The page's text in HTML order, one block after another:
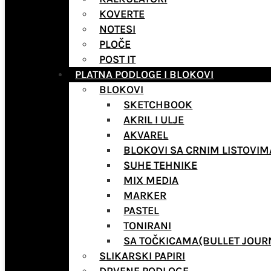
KOVERTE
NOTESI
PLOČE
POST IT
PLATNA PODLOGE I BLOKOVI
BLOKOVI
SKETCHBOOK
AKRIL I ULJE
AKVAREL
BLOKOVI SA CRNIM
SUHE TEHNIKE
MIX MEDIA
MARKER
PASTEL
TONIRANI
SA TOČKICAMA(BULLET
SLIKARSKI PAPIRI